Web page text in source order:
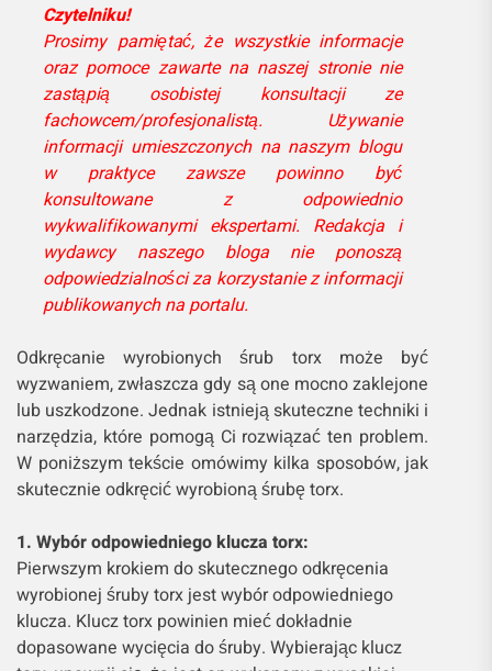
Czytelniku!
Prosimy pamiętać, że wszystkie informacje
oraz pomoce zawarte na naszej stronie nie
zastąpią osobistej konsultacji ze
fachowcem/profesjonalistą. Używanie
informacji umieszczonych na naszym blogu
w praktyce zawsze powinno być
konsultowane z odpowiednio
wykwalifikowanymi ekspertami. Redakcja i
wydawcy naszego bloga nie ponoszą
odpowiedzialności za korzystanie z informacji
publikowanych na portalu.
Odkręcanie wyrobionych śrub torx może być
wyzwaniem, zwłaszcza gdy są one mocno zaklejone
lub uszkodzone. Jednak istnieją skuteczne techniki i
narzędzia, które pomogą Ci rozwiązać ten problem.
W poniższym tekście omówimy kilka sposobów, jak
skutecznie odkręcić wyrobioną śrubę torx.
1. Wybór odpowiedniego klucza torx:
Pierwszym krokiem do skutecznego odkręcenia
wyrobionej śruby torx jest wybór odpowiedniego
klucza. Klucz torx powinien mieć dokładnie
dopasowane wycięcia do śruby. Wybierając klucz